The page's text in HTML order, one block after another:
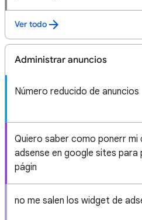
Ver todo
Administrar anuncios
Número reducido de anuncios
Quiero saber como ponerr mi
adsense en google sites para
págin
no me salen los widget de